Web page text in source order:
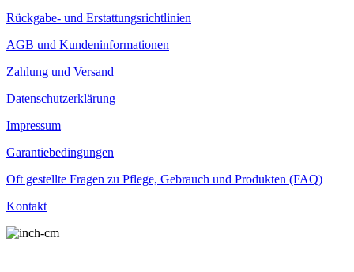
Rückgabe- und Erstattungsrichtlinien
AGB und Kundeninformationen
Zahlung und Versand
Datenschutzerklärung
Impressum
Garantiebedingungen
Oft gestellte Fragen zu Pflege, Gebrauch und Produkten (FAQ)
Kontakt